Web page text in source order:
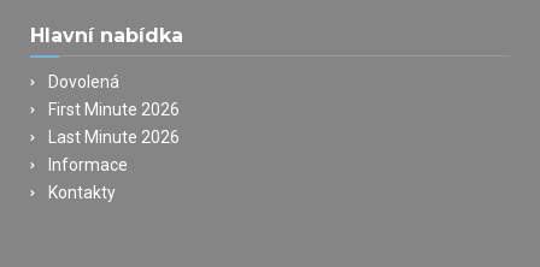
Hlavní nabídka
Dovolená
First Minute 2026
Last Minute 2026
Informace
Kontakty